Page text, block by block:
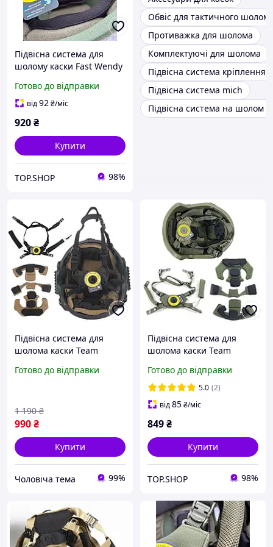
Підвісна система для
шолому каски Fast Wendy
тактичного шолому Фаст
PASGT
Готово до відправки
від92₴/міс
920₴
Купити
TOP.SHOP 98%
Обвіс для тактичного
Противажка для шолома
Комплектуючі для шолома
Підвісна система
Підвісна система mich
Підвісна система на шолом
Підвісна система для
шолома каски Team
тактичного шолома Фаст
Готово до відправки
990₴
1 190 ₴
Купити
Чоловіча тема 99%
Підвісна система для
шолома каски Team
тактичного шолома Фаст
PASGT MICH FAST
Готово до відправки
5.0 (2)
від85₴/міс
849₴
Купити
TOP.SHOP 98%